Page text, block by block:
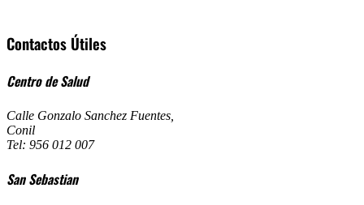
Contactos Útiles
Centro de Salud
Calle Gonzalo Sanchez Fuentes
Conil
Tel: 956 012 007
San Sebastian